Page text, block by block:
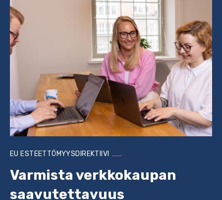
EU ESTEETTÖMYYSDIREKTIIVI
Varmista verkkokaupan
saavutettavuus